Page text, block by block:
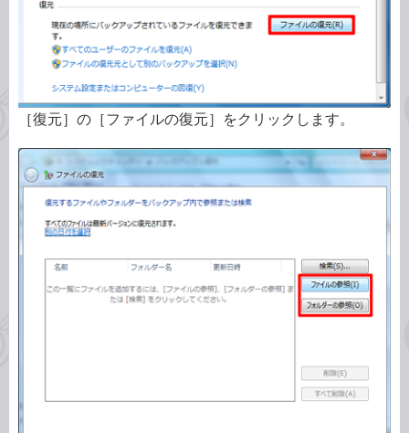
［復元］の［ファイルの復元］をクリックします。